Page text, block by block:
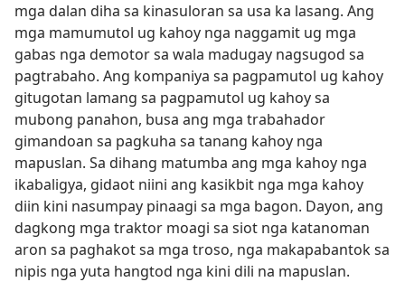
mga dalan diha sa kinasuloran sa usa ka lasang. Ang
mga mamumutol ug kahoy nga naggamit ug mga
gabas nga demotor sa wala madugay nagsugod sa
pagtrabaho. Ang kompaniya sa pagpamutol ug kahoy
gitugotan lamang sa pagpamutol ug kahoy sa
mubong panahon, busa ang mga trabahador
gimandoan sa pagkuha sa tanang kahoy nga
mapuslan. Sa dihang matumba ang mga kahoy nga
ikabaligya, gidaot niini ang kasikbit nga mga kahoy
diin kini nasumpay pinaagi sa mga bagon. Dayon, ang
dagkong mga traktor moagi sa siot nga katanoman
aron sa paghakot sa mga troso, nga makapabantok sa
nipis nga yuta hangtod nga kini dili na mapuslan.